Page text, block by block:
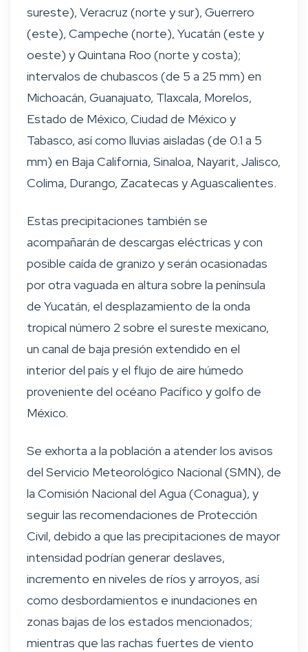
sureste), Veracruz (norte y sur), Guerrero
(este), Campeche (norte), Yucatán (este y
oeste) y Quintana Roo (norte y costa);
intervalos de chubascos (de 5 a 25 mm) en
Michoacán, Guanajuato, Tlaxcala, Morelos,
Estado de México, Ciudad de México y
Tabasco, así como lluvias aisladas (de 0.1 a 5
mm) en Baja California, Sinaloa, Nayarit, Jalisco,
Colima, Durango, Zacatecas y Aguascalientes.
Estas precipitaciones también se
acompañarán de descargas eléctricas y con
posible caída de granizo y serán ocasionadas
por otra vaguada en altura sobre la península
de Yucatán, el desplazamiento de la onda
tropical número 2 sobre el sureste mexicano,
un canal de baja presión extendido en el
interior del país y el flujo de aire húmedo
proveniente del océano Pacífico y golfo de
México.
Se exhorta a la población a atender los avisos
del Servicio Meteorológico Nacional (SMN), de
la Comisión Nacional del Agua (Conagua), y
seguir las recomendaciones de Protección
Civil, debido a que las precipitaciones de mayor
intensidad podrían generar deslaves,
incremento en niveles de ríos y arroyos, así
como desbordamientos e inundaciones en
zonas bajas de los estados mencionados;
mientras que las rachas fuertes de viento